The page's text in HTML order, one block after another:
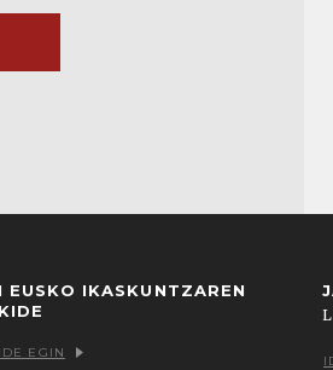
EUSKO IKASKUNTZAREN
EGIN